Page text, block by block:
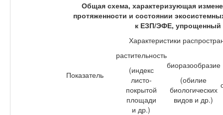
Общая схема, характеризующая
протяженности и состоянии
к ЕЗП/ЭФЕ, упрощенный
Показатель
Характеристики
растительность
(индекс
листо-
покрытой
площади
и др.)
биоразообразие
(обилие
биологических
видов и др.)